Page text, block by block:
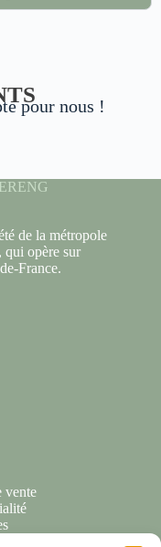
pour nous !
de la métropole
qui opère sur
France.
vente